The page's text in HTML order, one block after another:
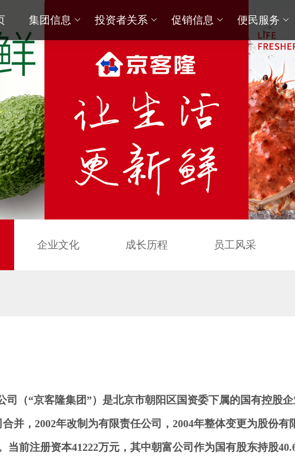
集团信息 投资者关系 促销信息 便民服务
企业文化 成长历程 员工风采
司（“京客隆集团”）是北京市朝阳区国资委下属的国有控股
并， 2002年改制为有限责任公司， 2004年整体变更为股份有
当前注册资本41222万元，其中朝富公司作为国有股东持股